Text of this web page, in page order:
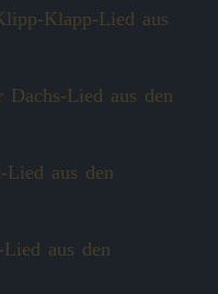
aus
Dachs-Lied aus den
Lied aus den
aus den